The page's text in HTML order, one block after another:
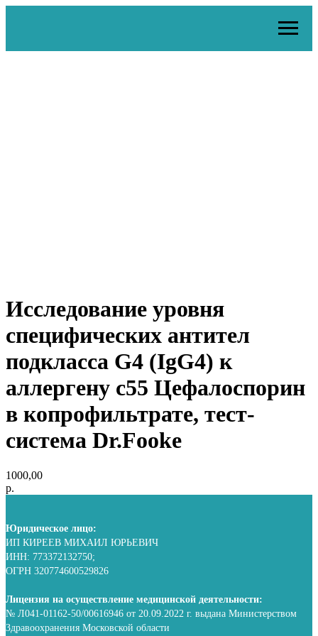
Исследование уровня
специфических антител
подкласса G4 (IgG4) к
аллергену c55 Цефалоспорин
в копрофильтрате, тест-
система Dr.Fooke
1000,00
р.
Юридическое лицо:
ИП КИРЕЕВ МИХАИЛ ЮРЬЕВИЧ
ИНН: 773372132750;
ОГРН 320774600529826
Лицензия на осуществление медицинской деятельности:
№ Л041-01162-50/00616946 от 20.09.2022 г. выдана Министерством
Здравоохранения Московской области